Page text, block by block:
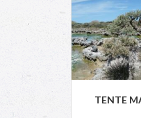
TENTE